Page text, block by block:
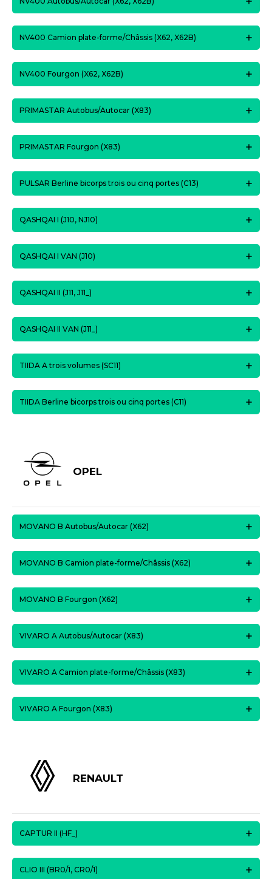
NV400 Camion plate-forme/Châssis (X62, X62B)
NV400 Fourgon (X62, X62B)
PRIMASTAR Autobus/Autocar (X83)
PRIMASTAR Fourgon (X83)
PULSAR Berline bicorps trois ou cinq portes (C13)
QASHQAI I (J10, NJ10)
QASHQAI I VAN (J10)
QASHQAI II (J11, J11_)
QASHQAI II VAN (J11_)
TIIDA A trois volumes (SC11)
TIIDA Berline bicorps trois ou cinq portes (C11)
OPEL
MOVANO B Autobus/Autocar (X62)
MOVANO B Camion plate-forme/Châssis (X62)
MOVANO B Fourgon (X62)
VIVARO A Autobus/Autocar (X83)
VIVARO A Camion plate-forme/Châssis (X83)
VIVARO A Fourgon (X83)
RENAULT
CAPTUR II (HF_)
CLIO III (BR0/1, CR0/1)